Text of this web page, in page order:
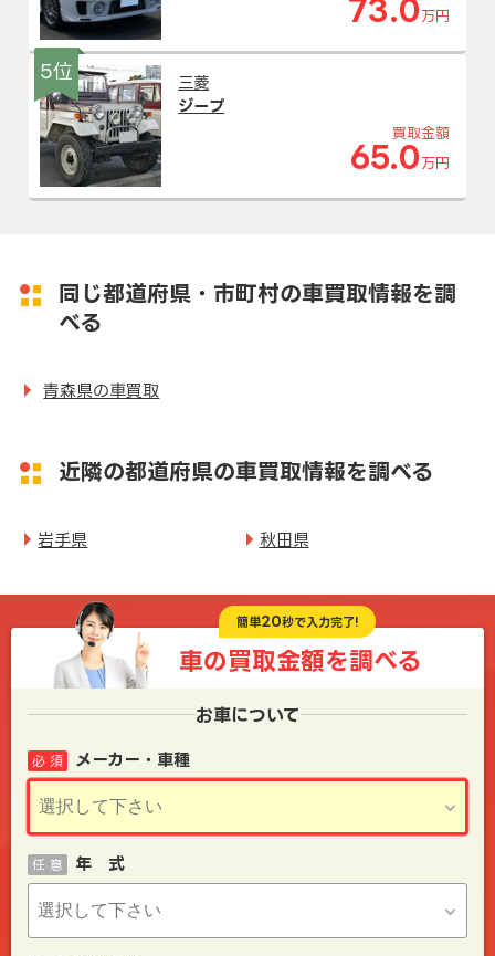
73.0 万円
5位
三菱
ジープ
買取金額
65.0 万円
同じ都道府県・市町村の車買取情報を調
べる
青森県の車買取
近隣の都道府県の車買取情報を調べる
岩手県 秋田県
簡単20秒で入力完了!
車の買取金額を調べる
お車について
メーカー・車種
必 須
年 式
任 意